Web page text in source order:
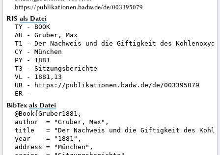
https://publikationen.badw.de/de/003395079
RIS als Datei
TY - BOOK
AU - Gruber, Max
T1 - Der Nachweis und die Giftigkeit des Kohlenoxydes
CY - München
PY - 1881
T3 - Sitzungsberichte
VL - 1881,13
UR - https://publikationen.badw.de/de/003395079
BibTex als Datei
@Book{Gruber1881,
author  = "Gruber, Max",
title   = "Der Nachweis und die Giftigkeit des
year    = "1881",
address = "München",